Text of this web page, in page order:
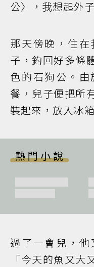
公〉，我想起外
那天傍晚，住
子，釣回好多條
色的石狗公。
餐，兒子便把所
裝起來，放入冰
熱門小說
過了一會兒，他
「今天的魚又